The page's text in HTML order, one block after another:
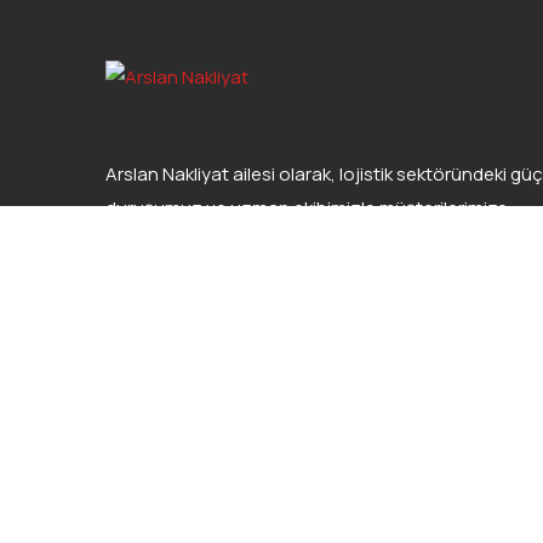
Arslan Nakliyat ailesi olarak, lojistik sektöründeki
duruşumuz ve uzman ekibimizle müşterilerimize